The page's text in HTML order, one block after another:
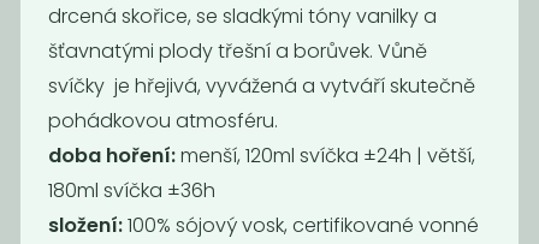
Deodorant bez
sody pink
229 Kč
Deodorant bez
sody lemongras
229Kč
drcená skořice, se sladkými tóny vanilky a
šťavnatými plody třešní a borůvek. Vůně
svíčky je hřejivá, vyvážená a vytváří skutečně
pohádkovou atmosféru.
doba hoření:menší, 120ml svíčka ±24h | větší,
180ml svíčka ±36h
složení:100% sójový vosk, certifikované vonné